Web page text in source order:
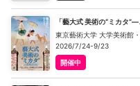
「藝大式 美術の“ミカタ
東京藝術大学 大学美術館
2026/7/24-9/23
開催中